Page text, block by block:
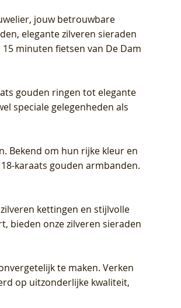
Diamonds Collier LG3014Y
(14k) met Lab grown
Diamonds Ring LG1029Y -
(14k) met Lab grown
Diamonds Oorknoppen
– Geelgoud (14k) met Lab
jouw betrouwbare
elegante zilveren sieraden
minuten fietsen van De Dam
gouden ringen tot elegante
speciale gelegenheden als
Bekend om hun rijke kleur en
karaats gouden armbanden.
kettingen en stijlvolle
bieden onze zilveren sieraden
te maken. Verken
op uitzonderlijke kwaliteit,